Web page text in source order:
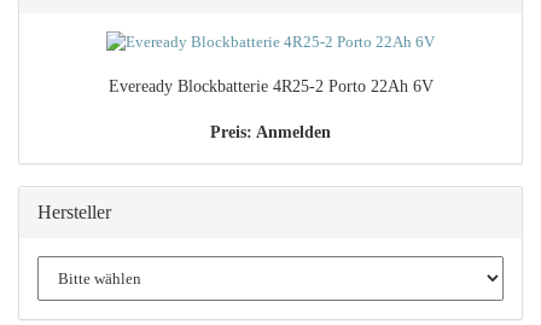
Everea­dy Block­bat­te­rie 4R25-​2 Porto 22Ah 6V
Preis: Anmelden
Hersteller